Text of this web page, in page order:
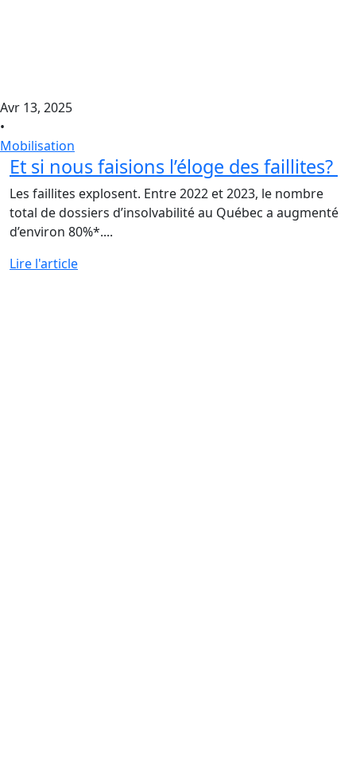
Avr 13, 2025
•
Mobilisation
Et si nous faisions l’éloge des faillites?
Les faillites explosent. Entre 2022 et 2023, le nombre
total de dossiers d’insolvabilité au Québec a augmenté
d’environ 80%*....
Lire l'article